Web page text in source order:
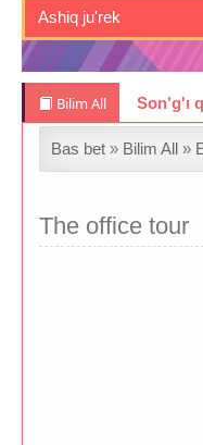
Ashiq ju'rek
Bilim All Son'g'ı
Bas bet » Bilim All »
The office tour